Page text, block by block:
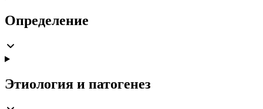
Определение
Этиология и патогенез